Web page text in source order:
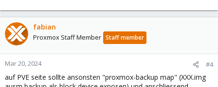
fabian
Proxmox Staff Member Staff member
Mar 20, 2024 #4
auf PVE seite sollte ansonsten "proxmox-backup map" (XXX.img